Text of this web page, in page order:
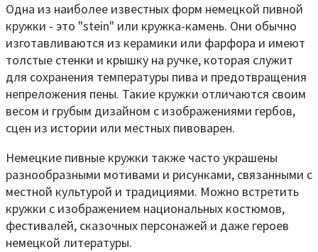
Одна из наиболее известных форм немецкой пивной
кружки - это "stein" или кружка-камень. Они обычно
изготавливаются из керамики или фарфора и имеют
толстые стенки и крышку на ручке, которая служит
для сохранения температуры пива и предотвращения
непреложения пены. Такие кружки отличаются своим
весом и грубым дизайном с изображениями гербов,
сцен из истории или местных пивоварен.
Немецкие пивные кружки также часто украшены
разнообразными мотивами и рисунками, связанными с
местной культурой и традициями. Можно встретить
кружки с изображением национальных костюмов,
фестивалей, сказочных персонажей и даже героев
немецкой литературы.